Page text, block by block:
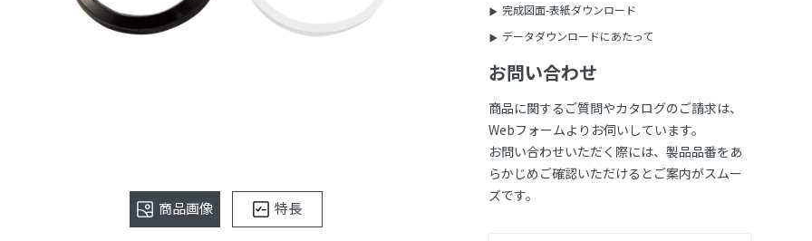
商品画像 特長
完成図面-表紙ダウンロード
データダウンロードにあたって
お問い合わせ
商品に関するご質問やカタログのご請求は、
Webフォームよりお伺いしています。
お問い合わせいただく際には、製品品番をあ
らかじめご確認いただけるとご案内がスムー
ズです。